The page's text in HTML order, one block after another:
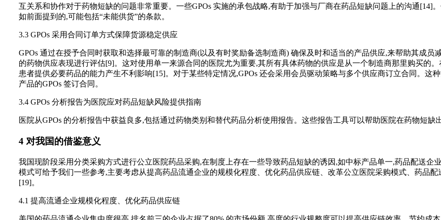
互关系和协作对于药物短缺的问题非常重要。一些GPOs 实施的承包战略,有助于加强与厂商在药品短缺问题上的沟通[14]
如前面提到的,可能包括“未能供货”的条款。
3.3 GPOs 采用合同订单方式保障货源稳定供应
GPOs 通过在授予合同时获取和选择最可靠的制造商(以及有时奖励备选制造商) 确保及时和适当的产品供应,来帮助其成
的药物供应表现进行评估[9]。这对使用单一来源合同的医院尤为重要,其所有具体药物的供应是从一个制造商那里购买的
患者提供必要药品的能力产生不利影响[15]。对于某些特定情况,GPOs 还会采用会员驱动策略与多个供应商订立合同。这
产品的GPOs 签订合同。
3.4 GPOs 分析报告为医院应对药品短缺风险提供指南
医院从GPOs 的分析报告中获益良多,包括通过药物类别和替代药品分析使用报告。这些报告工具可以帮助医院在药物短缺
4 对我国的借鉴意义
我国现阶段采用分类采购方式进行公立医院药品采购,在制度上存在一些导致药品短缺的诱因,如中标产品单一,药品配送企
模式可给予我们一些参考,主要考虑从提高药品流通企业的规模化程度、优化药品供应链、改革公立医院采购模式、药品
[19]。
4.1 提高流通企业规模化程度、优化药品供应链